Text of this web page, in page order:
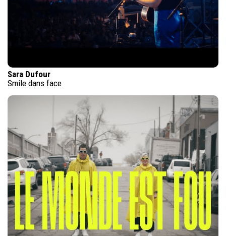
Sara Dufour
Smile dans face